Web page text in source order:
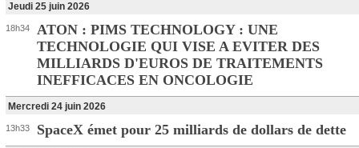
Jeudi 25 juin 2026
18h34
ATON : PIMS TECHNOLOGY : UNE
TECHNOLOGIE QUI VISE A EVITER DES
MILLIARDS D'EUROS DE TRAITEMENTS
INEFFICACES EN ONCOLOGIE
Mercredi 24 juin 2026
13h33 SpaceX émet pour 25 milliards de dollars de dette